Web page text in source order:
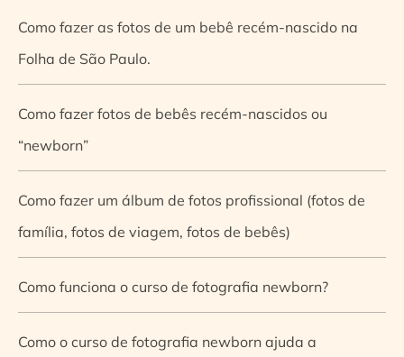
Como fazer as fotos de um bebê recém-nascido na
Folha de São Paulo.
Como fazer fotos de bebês recém-nascidos ou
“newborn”
Como fazer um álbum de fotos profissional (fotos de
família, fotos de viagem, fotos de bebês)
Como funciona o curso de fotografia newborn?
Como o curso de fotografia newborn ajuda a